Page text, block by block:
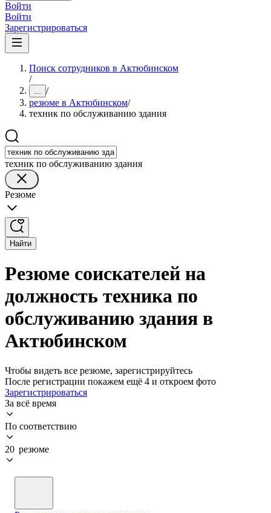
Войти
Войти
Зарегистрироваться
Поиск сотрудников в Актюбинском
/
... /
резюме в Актюбинском/
техник по обслуживанию здания
техник по обслуживанию здания
Резюме
Найти
Резюме соискателей на
должность техника по
обслуживанию здания в
Актюбинском
Чтобы видеть все резюме, зарегистрируйтесь
После регистрации покажем ещё 4 и откроем фото
Зарегистрироваться
За всё время
По соответствию
20 резюме